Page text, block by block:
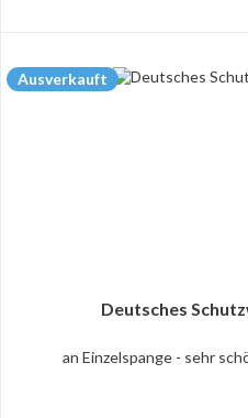
Ausverkauft
Deutsches
an Einzelspange - sehr